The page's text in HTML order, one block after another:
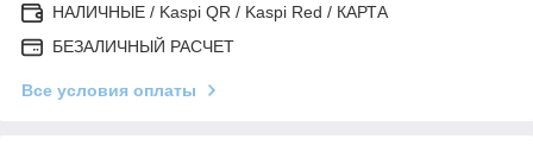
НАЛИЧНЫЕ / Kaspi QR / Kaspi Red / КАРТА
БЕЗАЛИЧНЫЙ РАСЧЕТ
Все условия оплаты